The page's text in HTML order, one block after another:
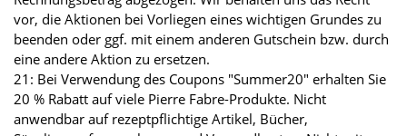
vor, die Aktionen bei Vorliegen eines wichtigen Grundes zu
beenden oder ggf. mit einem anderen Gutschein bzw. durch
eine andere Aktion zu ersetzen.
21: Bei Verwendung des Coupons "Summer20" erhalten Sie
20 % Rabatt auf viele Pierre Fabre-Produkte. Nicht
anwendbar auf rezeptpflichtige Artikel, Bücher,